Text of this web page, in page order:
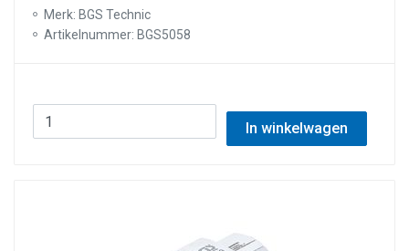
Merk: BGS Technic
Artikelnummer: BGS5058
In winkelwagen